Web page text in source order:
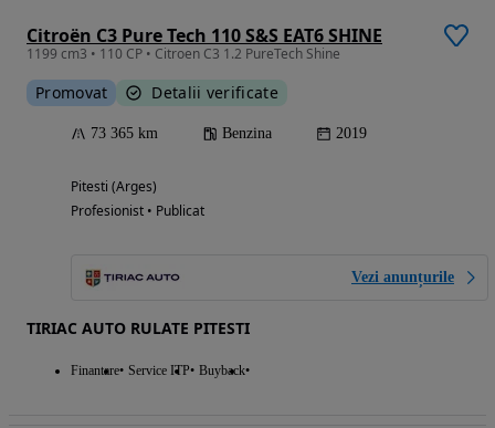
Citroën C3 Pure Tech 110 S&S EAT6 SHINE
1199 cm3 • 110 CP • Citroen C3 1.2 PureTech Shine
Promovat Detalii verificate
73 365 km Benzina 2019
Pitesti (Arges)
Profesionist • Publicat
Vezi anunțurile
TIRIAC AUTO RULATE PITESTI
Finantare Service ITP Buyback